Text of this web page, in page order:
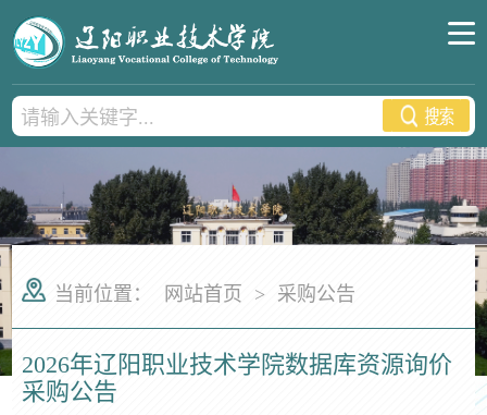
当前位置： 网站首页 > 采购公告
2026年辽阳职业技术学院数据库资源询价
采购公告